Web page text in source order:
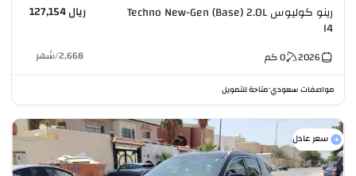
رينو كوليوس Techno New-Gen (Base) 2.0L
I4
ريال 127,154
2026
0كم 2,668
/شهر
مواصفات سعودي•متاحة للتمويل
سعر عادل